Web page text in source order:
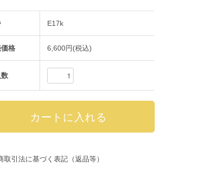
E17k
価格 6,600円(税込)
数
取引法に基づく表記（返品等）